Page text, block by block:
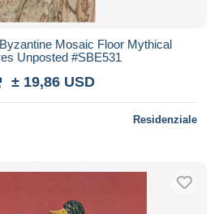
Mosaic Floor Mythical
Unposted #SBE531
± 19,86 USD
Residenziale